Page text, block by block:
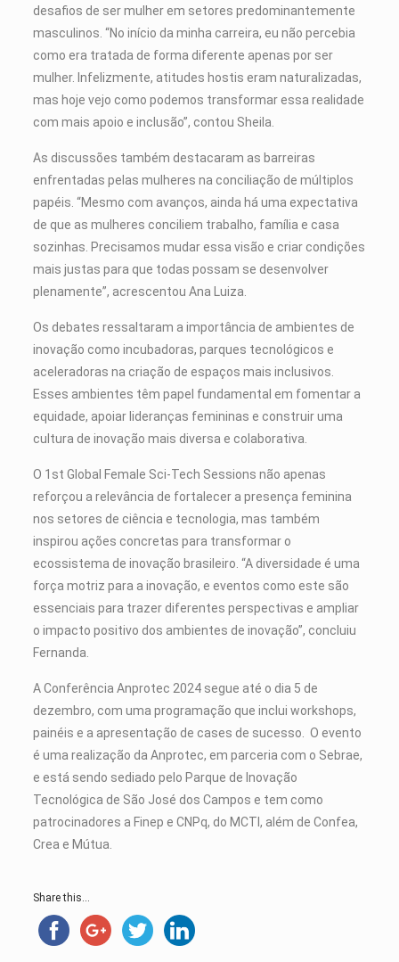
desafios de ser mulher em setores predominantemente
masculinos. “No início da minha carreira, eu não percebia
como era tratada de forma diferente apenas por ser
mulher. Infelizmente, atitudes hostis eram naturalizadas,
mas hoje vejo como podemos transformar essa realidade
com mais apoio e inclusão”, contou Sheila.
As discussões também destacaram as barreiras
enfrentadas pelas mulheres na conciliação de múltiplos
papéis. “Mesmo com avanços, ainda há uma expectativa
de que as mulheres conciliem trabalho, família e casa
sozinhas. Precisamos mudar essa visão e criar condições
mais justas para que todas possam se desenvolver
plenamente”, acrescentou Ana Luiza.
Os debates ressaltaram a importância de ambientes de
inovação como incubadoras, parques tecnológicos e
aceleradoras na criação de espaços mais inclusivos.
Esses ambientes têm papel fundamental em fomentar a
equidade, apoiar lideranças femininas e construir uma
cultura de inovação mais diversa e colaborativa.
O 1st Global Female Sci-Tech Sessions não apenas
reforçou a relevância de fortalecer a presença feminina
nos setores de ciência e tecnologia, mas também
inspirou ações concretas para transformar o
ecossistema de inovação brasileiro. “A diversidade é uma
força motriz para a inovação, e eventos como este são
essenciais para trazer diferentes perspectivas e ampliar
o impacto positivo dos ambientes de inovação”, concluiu
Fernanda.
A Conferência Anprotec 2024 segue até o dia 5 de
dezembro, com uma programação que inclui workshops,
painéis e a apresentação de cases de sucesso. O evento
é uma realização da Anprotec, em parceria com o Sebrae,
e está sendo sediado pelo Parque de Inovação
Tecnológica de São José dos Campos e tem como
patrocinadores a Finep e CNPq, do MCTI, além de Confea,
Crea e Mútua.
Share this...